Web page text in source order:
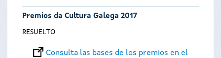
Premios da Cultura Galega 2017
RESUELTO
Consulta las bases de los premios en el